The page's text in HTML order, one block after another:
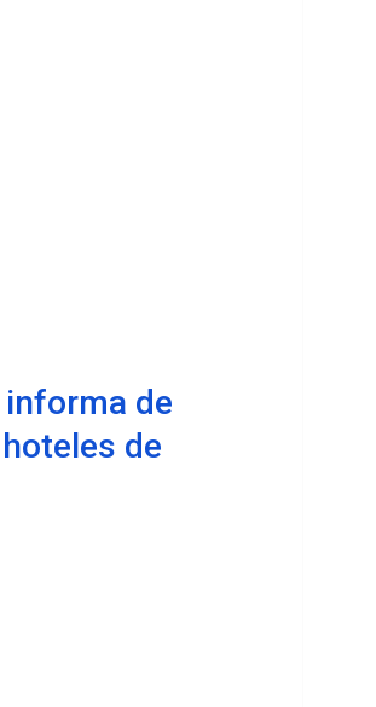
informa de
de